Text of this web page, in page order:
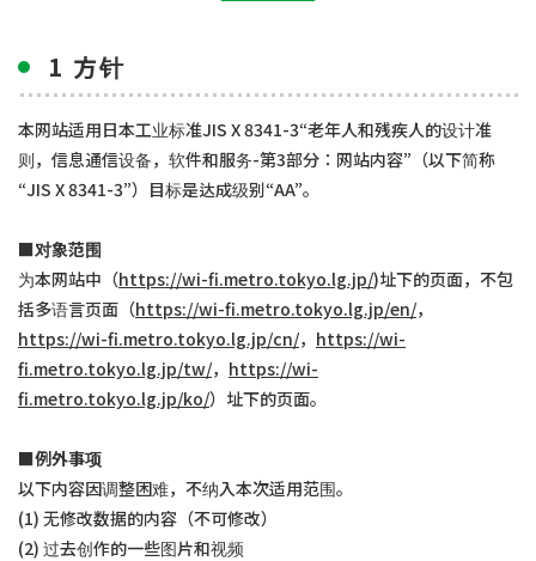
1 方针
本网站适用日本工业标准JIS X 8341-3“老年人和残疾人的设计准
则，信息通信设备，软件和服务-第3部分：网站内容”（以下简称
“JIS X 8341-3”）目标是达成级别“AA”。
■对象范围
为本网站中（https://wi-fi.metro.tokyo.lg.jp/)址下的页面，不包
括多语言页面（https://wi-fi.metro.tokyo.lg.jp/en/，
https://wi-fi.metro.tokyo.lg.jp/cn/， https://wi-
fi.metro.tokyo.lg.jp/tw/， https://wi-
fi.metro.tokyo.lg.jp/ko/）址下的页面。
■例外事项
以下内容因调整困难，不纳入本次适用范围。
(1) 无修改数据的内容（不可修改）
(2) 过去创作的一些图片和视频